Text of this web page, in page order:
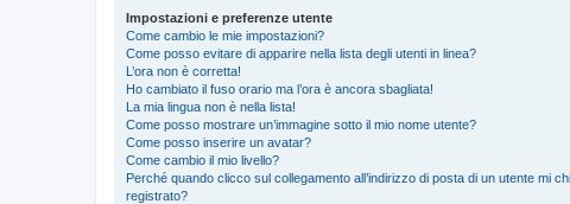
Impostazioni e preferenze utente
Come cambio le mie impostazioni?
Come posso evitare di apparire nella lista degli utenti in linea?
L’ora non è corretta!
Ho cambiato il fuso orario ma l’ora è ancora sbagliata!
La mia lingua non è nella lista!
Come posso mostrare un’immagine sotto il mio nome utente?
Come posso inserire un avatar?
Come cambio il mio livello?
Perché quando clicco sul collegamento all’indirizzo di posta di un utente mi
registrato?